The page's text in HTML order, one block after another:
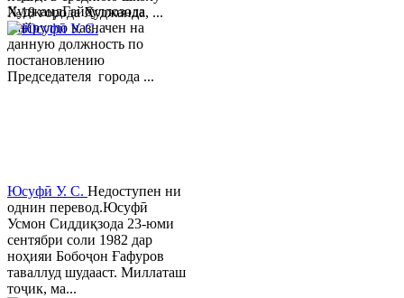
ХуджандГайбуллозода
Хайрулло назначен на
данную должность по
постановлению
Председателя города ...
№18 города Худжанда, ...
Юсуфӣ У. C. Недоступен ни
однин перевод.Юсуфӣ
Усмон Сиддиқзода 23-юми
сентябри соли 1982 дар
ноҳияи Бобоҷон Ғафуров
таваллуд шудааст. Миллаташ
тоҷик, ма...